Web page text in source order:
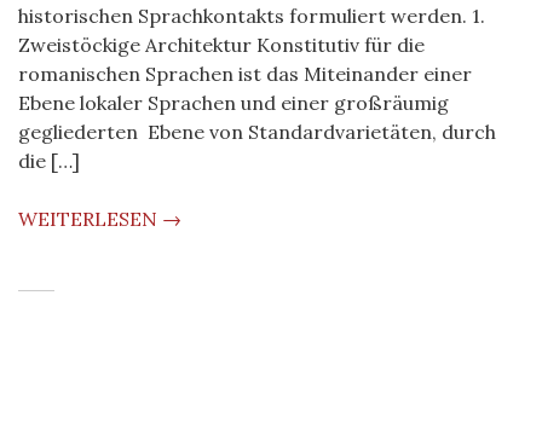
historischen Sprachkontakts formuliert werden. 1.
Zweistöckige Architektur Konstitutiv für die
romanischen Sprachen ist das Miteinander einer
Ebene lokaler Sprachen und einer großräumig
gegliederten Ebene von Standardvarietäten, durch
die […]
WEITERLESEN →